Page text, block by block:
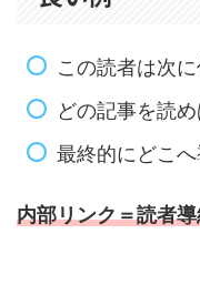
この読者は次
どの記事を読
最終的にどこへ
内部リンク＝読者